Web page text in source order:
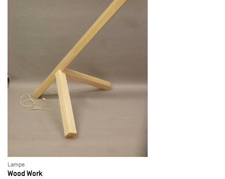
Lampe
Wood Work